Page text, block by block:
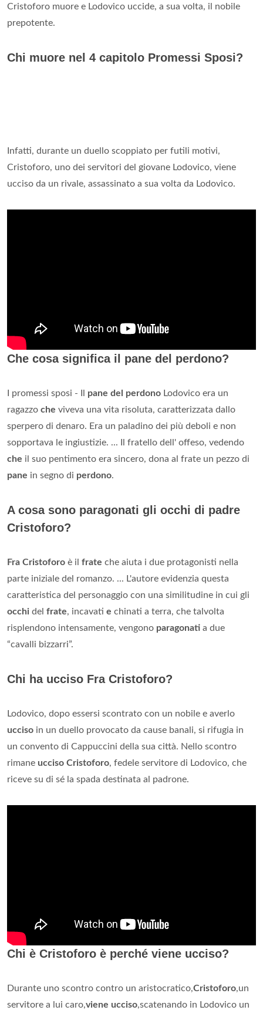
Cristoforo muore e Lodovico uccide, a sua volta, il nobile
prepotente.
Chi muore nel 4 capitolo Promessi Sposi?
Infatti, durante un duello scoppiato per futili motivi,
Cristoforo, uno dei servitori del giovane Lodovico, viene
ucciso da un rivale, assassinato a sua volta da Lodovico.
Che cosa significa il pane del perdono?
I promessi sposi - Il pane del perdono Lodovico era un
ragazzo che viveva una vita risoluta, caratterizzata dallo
sperpero di denaro. Era un paladino dei più deboli e non
sopportava le ingiustizie. ... Il fratello dell' offeso, vedendo
che il suo pentimento era sincero, dona al frate un pezzo di
pane in segno di perdono.
A cosa sono paragonati gli occhi di padre
Cristoforo?
Fra Cristoforo è il frate che aiuta i due protagonisti nella
parte iniziale del romanzo. ... L'autore evidenzia questa
caratteristica del personaggio con una similitudine in cui gli
occhi del frate, incavati e chinati a terra, che talvolta
risplendono intensamente, vengono paragonati a due
“cavalli bizzarri”.
Chi ha ucciso Fra Cristoforo?
Lodovico, dopo essersi scontrato con un nobile e averlo
ucciso in un duello provocato da cause banali, si rifugia in
un convento di Cappuccini della sua città. Nello scontro
rimane ucciso Cristoforo, fedele servitore di Lodovico, che
riceve su di sé la spada destinata al padrone.
Chi è Cristoforo è perché viene ucciso?
Durante uno scontro contro un aristocratico,Cristoforo,un
servitore a lui caro,viene ucciso,scatenando in Lodovico un